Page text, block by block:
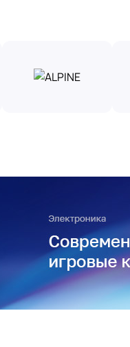
виниловым